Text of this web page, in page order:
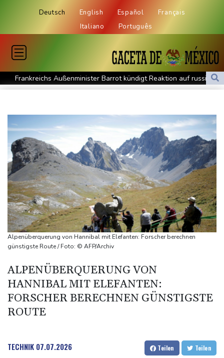
Deutsch English Español
Français
Italiano
Português
Frankreichs Außenminister Barrot kündigt Reaktion auf russische
Wahlkampf-Einmischung an
Norwegens Fußball-Verband fordert Infantinos Rücktritt
Verurteilte Linksextremistin: Bundesgerichtshof bestätigt
Beugehaft für Lina E.
Verweigerter Dopingtest: NADA will Vierjahressperre für Ansah
Medien: Türkischer Präsident Erdogan zu Dreiergipfel in Saudi-
Arabien eingetroffen
Deutsche Industrieproduktion zeigt sich widerstandsfähig -
Rekordstand bei Exporten
Weniger Falschgeld im ersten Halbjahr im Umlauf
historischem Tief
Urteil: Nähe zu Muslimbruderschaft kann Verbeamtung
entgegenstehen
Alpenüberquerung von Hannibal mit Elefanten: Forscher berechnen
günstigste Route / Foto: © AFP/Archiv
ALPENÜBERQUERUNG VON
HANNIBAL MIT ELEFANTEN:
FORSCHER BERECHNEN GÜNSTIGSTE
ROUTE
TECHNIK 07.07.2026 Teilen Teilen